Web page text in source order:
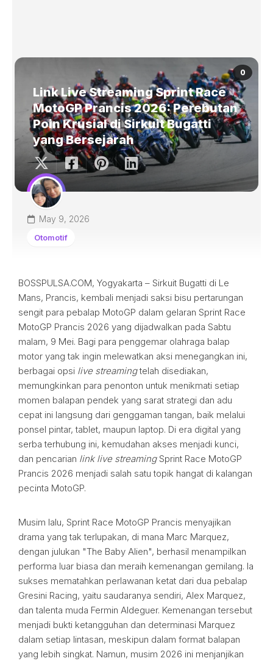
0
Link Live Streaming Sprint Race
MotoGP Prancis 2026: Perebutan
Poin Krusial di Sirkuit Bugatti
yang Bersejarah
May 9, 2026
Otomotif
BOSSPULSA.COM, Yogyakarta – Sirkuit Bugatti di Le
Mans, Prancis, kembali menjadi saksi bisu pertarungan
sengit para pebalap MotoGP dalam gelaran Sprint Race
MotoGP Prancis 2026 yang dijadwalkan pada Sabtu
malam, 9 Mei. Bagi para penggemar olahraga balap
motor yang tak ingin melewatkan aksi menegangkan ini,
berbagai opsi live streamingtelah disediakan,
memungkinkan para penonton untuk menikmati setiap
momen balapan pendek yang sarat strategi dan adu
cepat ini langsung dari genggaman tangan, baik melalui
ponsel pintar, tablet, maupun laptop. Di era digital yang
serba terhubung ini, kemudahan akses menjadi kunci,
dan pencarian link live streamingSprint Race MotoGP
Prancis 2026 menjadi salah satu topik hangat di kalangan
pecinta MotoGP.
Musim lalu, Sprint Race MotoGP Prancis menyajikan
drama yang tak terlupakan, di mana Marc Marquez,
dengan julukan "The Baby Alien", berhasil menampilkan
performa luar biasa dan meraih kemenangan gemilang. Ia
sukses mematahkan perlawanan ketat dari dua pebalap
Gresini Racing, yaitu saudaranya sendiri, Alex Marquez,
dan talenta muda Fermin Aldeguer. Kemenangan tersebut
menjadi bukti ketangguhan dan determinasi Marquez
dalam setiap lintasan, meskipun dalam format balapan
yang lebih singkat. Namun, musim 2026 ini menjanjikan